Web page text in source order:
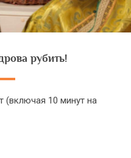
рубить!
(включая 10 минут на